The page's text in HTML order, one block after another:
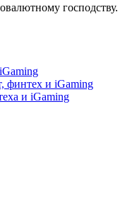
господству.
финтех и iGaming
и iGaming